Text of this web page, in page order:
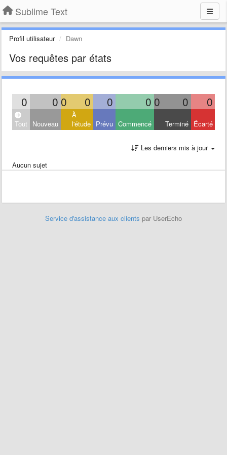
Sublime Text
Profil utilisateur Dawn
Vos requêtes par états
0 0 0 0 0 0 0 0 0
Tout Nouveau
À
l'étude Prévu Commencé Terminé Écarté
Les derniers mis à jour
Aucun sujet
Service d'assistance aux clients par UserEcho